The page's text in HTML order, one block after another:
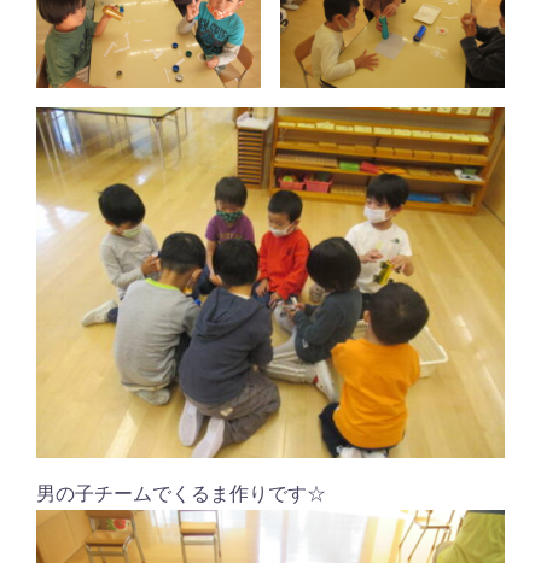
男の子チームでくるま作りです☆